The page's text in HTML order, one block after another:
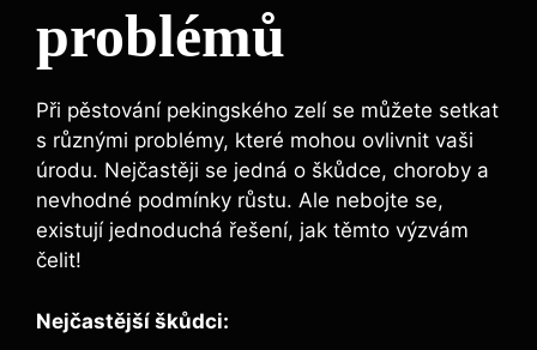
problémů
Při pěstování pekingského zelí se můžete setkat
s různými problémy, které mohou ovlivnit vaši
úrodu. Nejčastěji se jedná o škůdce, choroby a
nevhodné podmínky růstu. Ale nebojte se,
existují jednoduchá řešení, jak těmto výzvám
čelit!
Nejčastější škůdci: